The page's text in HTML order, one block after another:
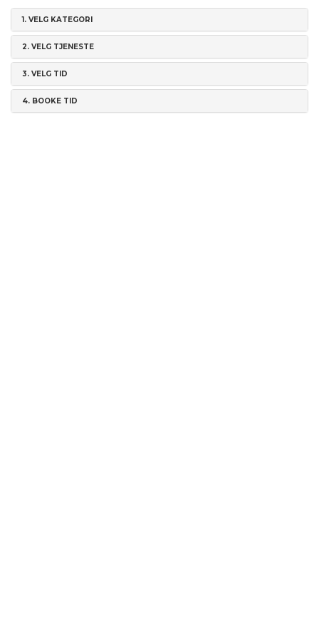
1. VELG KATEGORI
2. VELG TJENESTE
3. VELG TID
4. BOOKE TID